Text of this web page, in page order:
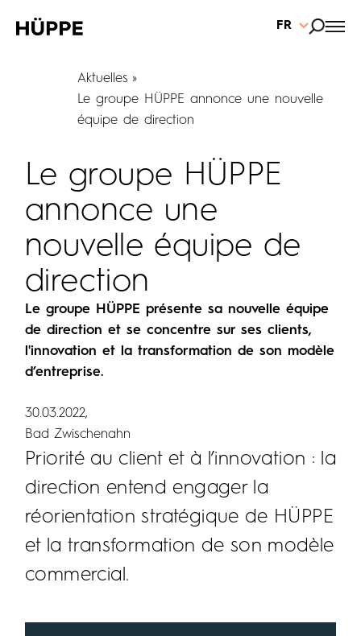
FR
Aktuelles
Le groupe HÜPPE annonce une nouvelle
équipe de direction
Le groupe HÜPPE
annonce une
nouvelle équipe de
direction
Le groupe HÜPPE présente sa nouvelle équipe
de direction et se concentre sur ses clients,
l'innovation et la transformation de son modèle
d’entreprise.
30.03.2022
Bad Zwischenahn
Priorité au client et à l’innovation : la
direction entend engager la
réorientation stratégique de HÜPPE
et la transformation de son modèle
commercial.